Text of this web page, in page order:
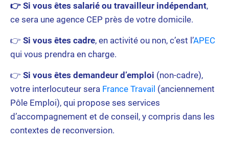
👉 Si vous êtes salarié ou travailleur indépendant,
ce sera une agence CEP près de votre domicile.
👉 Si vous êtes cadre, en activité ou non, c’est l’APEC
qui vous prendra en charge.
👉 Si vous êtes demandeur d’emploi (non-cadre),
votre interlocuteur sera France Travail (anciennement
Pôle Emploi), qui propose ses services
d’accompagnement et de conseil, y compris dans les
contextes de reconversion.